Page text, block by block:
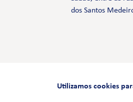
dos Santos
Utilizamos cookies